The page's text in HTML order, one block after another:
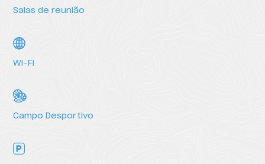
Salas de reunião
Wi-Fi
Campo Desportivo